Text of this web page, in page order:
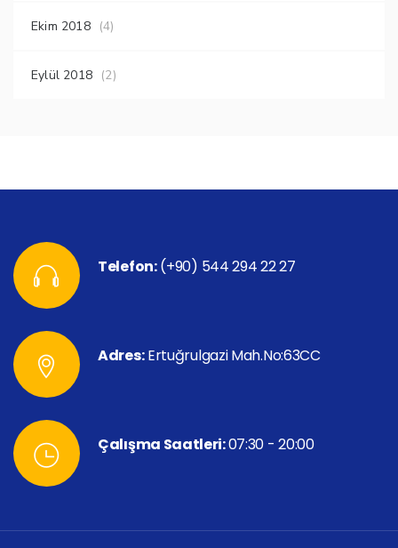
Ekim 2018 (4)
Eylül 2018 (2)
Telefon:(+90) 544 294 22 27
Adres:Ertuğrulgazi Mah.No:63CC
Çalışma Saatleri:07:30 - 20:00